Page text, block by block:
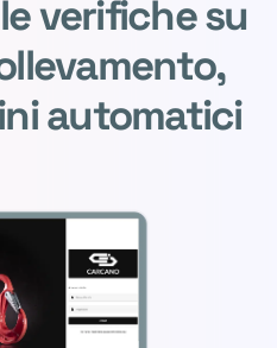
verifiche su
automatici